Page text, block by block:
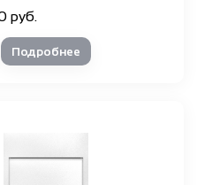
руб.
Подробнее